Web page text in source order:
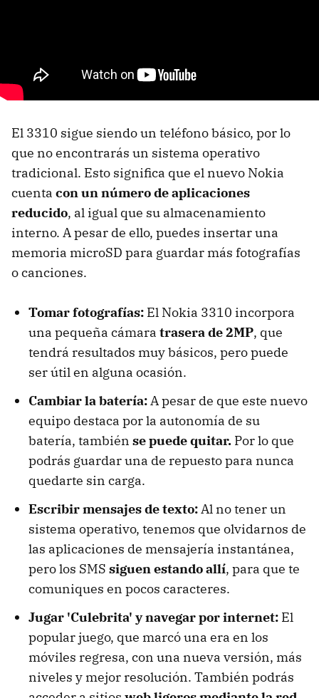
El 3310 sigue siendo un teléfono básico, por lo
que no encontrarás un sistema operativo
tradicional. Esto significa que el nuevo Nokia
cuenta con un número de aplicaciones
reducido, al igual que su almacenamiento
interno. A pesar de ello, puedes insertar una
memoria microSD para guardar más fotografías
o canciones.
Tomar fotografías: El Nokia 3310 incorpora
una pequeña cámara trasera de 2MP, que
tendrá resultados muy básicos, pero puede
ser útil en alguna ocasión.
Cambiar la batería:A pesar de que este nuevo
equipo destaca por la autonomía de su
batería, también se puede quitar. Por lo que
podrás guardar una de repuesto para nunca
quedarte sin carga.
Escribir mensajes de texto:Al no tener un
sistema operativo, tenemos que olvidarnos de
las aplicaciones de mensajería instantánea,
pero los SMS siguen estando allí, para que te
comuniques en pocos caracteres.
Jugar 'Culebrita' y navegar por internet: El
popular juego, que marcó una era en los
móviles regresa, con una nueva versión, más
niveles y mejor resolución. También podrás